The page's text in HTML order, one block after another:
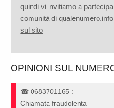
quindi vi invitiamo a
comunità di qualenumero.info.
sul sito
OPINIONI SUL
☎0683701165 :
Chiamata fraudolenta